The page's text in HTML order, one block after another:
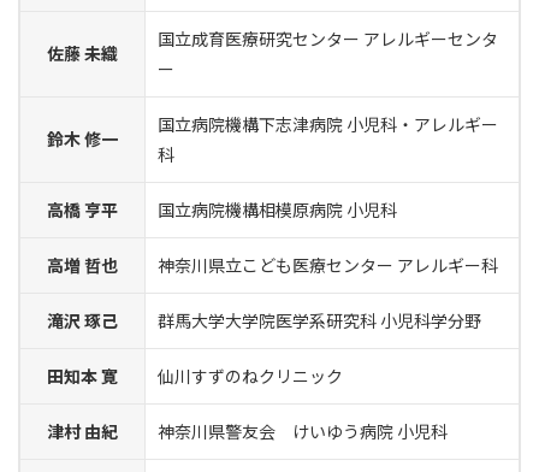
佐藤 未織
国立成育医療研究センター アレルギーセンタ
ー
鈴木 修一
国立病院機構下志津病院 小児科・アレルギー
科
高橋 亨平 国立病院機構相模原病院 小児科
高増 哲也 神奈川県立こども医療センター アレルギー科
滝沢 琢己 群馬大学大学院医学系研究科 小児科学分野
田知本 寛 仙川すずのねクリニック
津村 由紀 神奈川県警友会 けいゆう病院 小児科